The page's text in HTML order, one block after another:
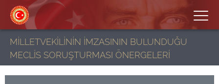
MİLLETVEKİLİNİN İMZASININ BULUNDUĞU
MECLİS SORUŞTURMASI ÖNERGELERİ